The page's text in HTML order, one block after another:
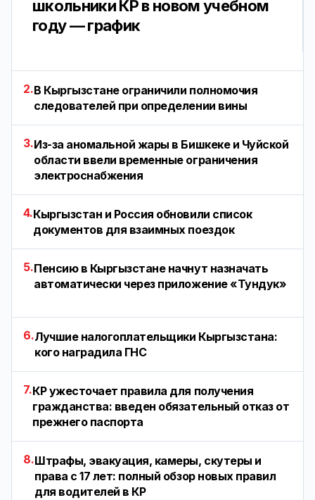
школьники КР в новом учебном
году — график
2.В Кыргызстане ограничили полномочия
следователей при определении вины
3.Из-за аномальной жары в Бишкеке и Чуйской
области ввели временные ограничения
электроснабжения
4.Кыргызстан и Россия обновили список
документов для взаимных поездок
5.Пенсию в Кыргызстане начнут назначать
автоматически через приложение «Тундук»
6.Лучшие налогоплательщики Кыргызстана:
кого наградила ГНС
7.КР ужесточает правила для получения
гражданства: введен обязательный отказ от
прежнего паспорта
8.Штрафы, эвакуация, камеры, скутеры и
права с 17 лет: полный обзор новых правил
для водителей в КР